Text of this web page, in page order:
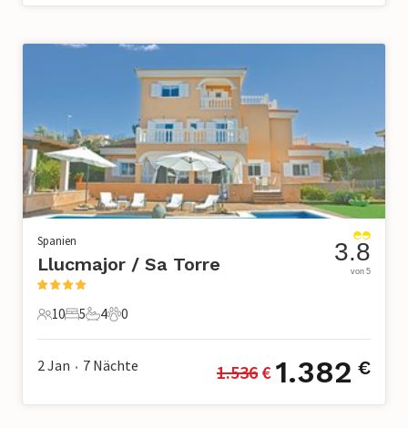
Spanien
Llucmajor / Sa Torre
10 Gäste
10
5 Schlafzimmer
5
4 Badezimmer
4
0 Haustiere
0
3.8
von 5
2 Jan • 7 Nächte 1.536 € 1.382 €